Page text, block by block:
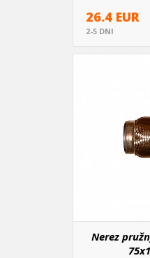
26.4 EUR
2-5 DNI
Nerez